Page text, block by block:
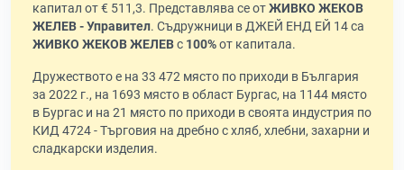
капитал от € 511,3. Представлява се отЖИВКО ЖЕКОВ
ЖЕЛЕВ - Управител. Съдружници в ДЖЕЙ ЕНД ЕЙ 14 са
ЖИВКО ЖЕКОВ ЖЕЛЕВс 100%от капитала.
Дружеството е на 33 472 място по приходи в България
за 2022 г., на 1693 място в област Бургас, на 1144 място
в Бургас и на 21 място по приходи в своята индустрия по
КИД 4724 - Търговия на дребно с хляб, хлебни, захарни и
сладкарски изделия.